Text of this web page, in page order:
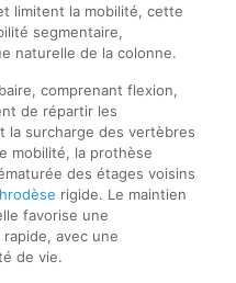
limitent la mobilité, cette
segmentaire,
naturelle de la colonne.
comprenant flexion,
de répartir les
la surcharge des vertèbres
mobilité, la prothèse
des étages voisins
rigide. Le maintien
favorise une
avec une
de vie.